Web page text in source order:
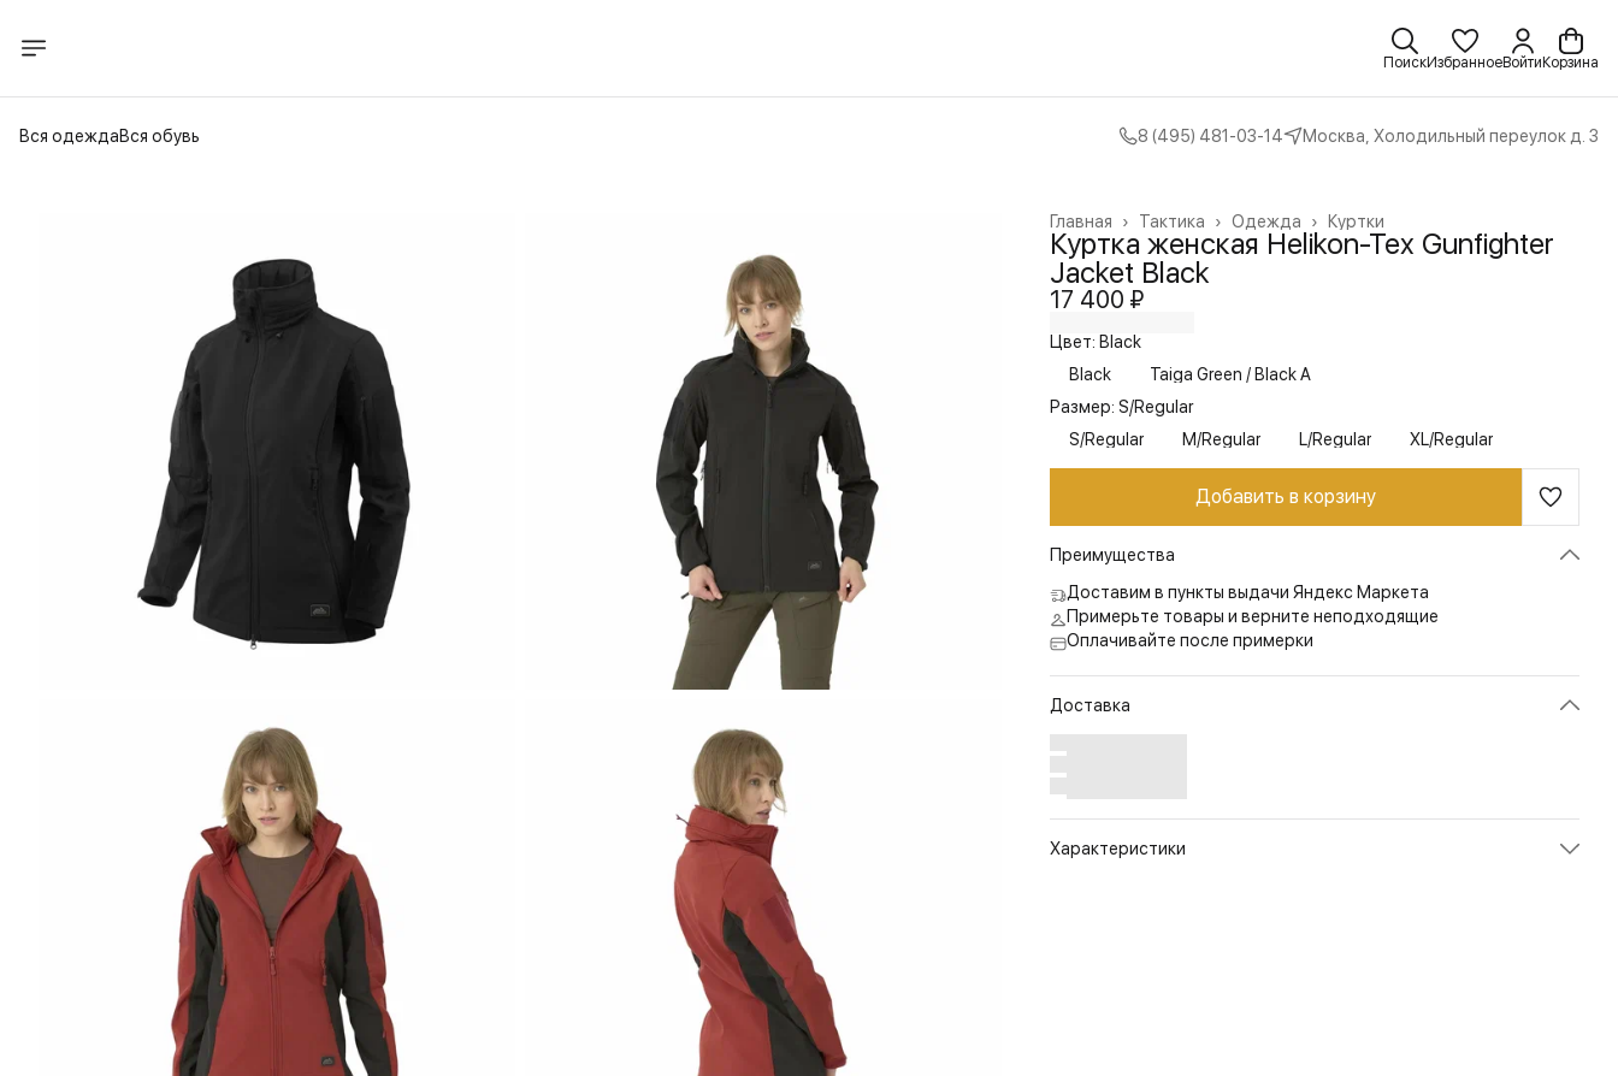
ПоискИзбранноеВойти Корзина
Вся одеждаВся обувь 8 (495) 481-03-14 Москва, Холодильный переулок д. 3
Куртки
Одежда ›
Тактика ›
Главная ›
Куртка женская Helikon-Tex Gunfighter
Jacket Black
17 400 ₽
Цвет: Black
Black
Taiga Green / Black A
Размер: S/Regular
S/Regular
M/Regular L/Regular XL/Regular
Добавить в корзину
Преимущества
Доставим в пункты выдачи Яндекс Маркета
Примерьте товары и верните неподходящие
Оплачивайте после примерки
Доставка
Характеристики